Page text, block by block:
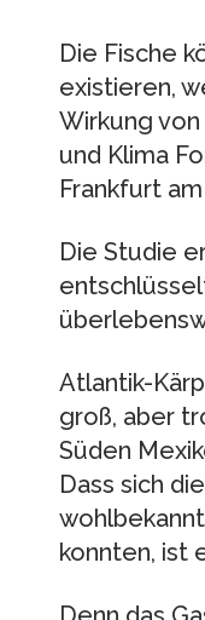
Die Fische
existieren,
Wirkung
und Klima
Frankfurt
Die Studie
Atlantik-
groß, aber
Süden
Dass sich
konnten, ist